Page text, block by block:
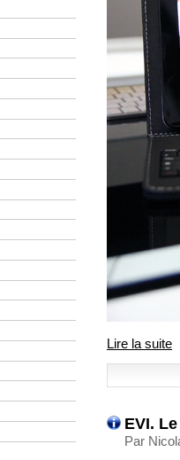
Lire la suite
EVI.
Par